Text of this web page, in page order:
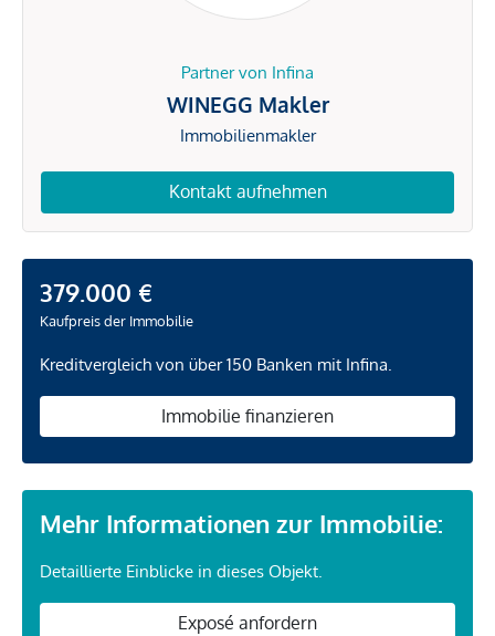
Partner von Infina
WINEGG Makler
Immobilienmakler
Kontakt aufnehmen
379.000 €
Kaufpreis der Immobilie
Kreditvergleich von über 150 Banken mit Infina.
Immobilie finanzieren
Mehr Informationen zur Immobilie:
Detaillierte Einblicke in dieses Objekt.
Exposé anfordern